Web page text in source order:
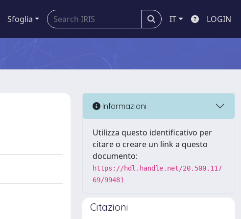
Sfoglia IT LOGIN
Informazioni
Utilizza questo identificativo per
citare o creare un link a questo
documento:
https://hdl.handle.net/20.500.117
69/99481
Citazioni